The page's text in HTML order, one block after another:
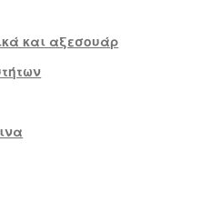
και αξεσουάρ